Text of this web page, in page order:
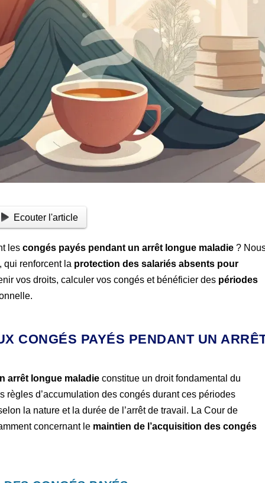
Ecouter l'article
lescongés payés pendant un arrêt longue maladie ?
qui renforcent la protection des salariés absents pour
vos droits, calculer vos congés et bénéficier des périodes
CONGÉS PAYÉS PENDANT UN
arrêt longue maladie constitue un droit fondamental du
d’accumulation des congés durant ces périodes
la nature et la durée de l’arrêt de travail. La Cour de
concernant le maintien de l’acquisition des congés